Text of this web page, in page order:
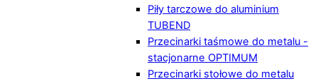
Piły tarczowe do aluminium
TUBEND
Przecinarki taśmowe do metalu -
stacjonarne OPTIMUM
Przecinarki stołowe do metalu